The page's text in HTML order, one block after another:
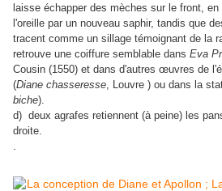
laisse échapper des mèches sur le front,
l'oreille par un nouveau saphir, tandis que
tracent comme un sillage témoignant de la
retrouve une coiffure semblable dans Eva
Cousin (1550) et dans d'autres œuvres de
(Diane chasseresse, Louvre ) ou dans la
biche).
d) deux agrafes retiennent (à peine) les
droite.